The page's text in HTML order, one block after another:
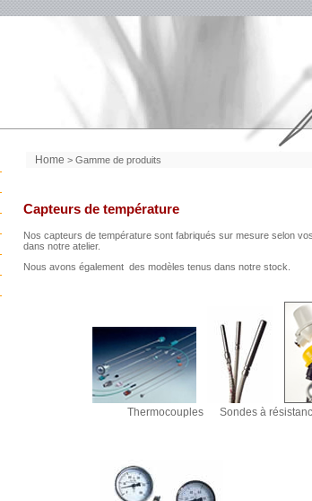
Home > Gamme de produits
Capteurs de température
Nos capteurs de température sont fabriqués sur mesure selon
dans notre atelier.
Nous avons également des modèles tenus dans notre stock.
Thermocouples Sondes à